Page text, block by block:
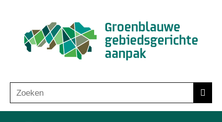
naar
de
inhoud
o
Zoeken